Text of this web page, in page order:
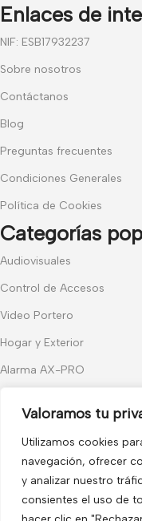
Valoramos tu
Utilizamos cookies
navegación, ofrecer
y analizar nuestro
consientes el uso de
Enlaces de
NIF: ESB17932237
Sobre nosotros
Contáctanos
Blog
Preguntas frecuentes
Condiciones Generales
Política de Cookies
Categorías
Audiovisuales
Control de Accesos
Video Portero
Hogar y Exterior
Alarma AX-PRO
Únete a
Recibe las últimas